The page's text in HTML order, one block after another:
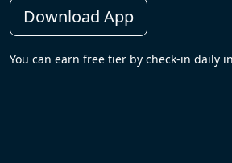
Download App
You can earn free tier by check-in daily